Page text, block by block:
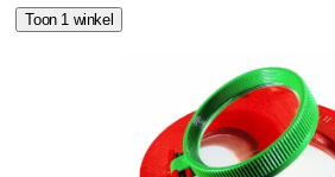
Toon 1 winkel